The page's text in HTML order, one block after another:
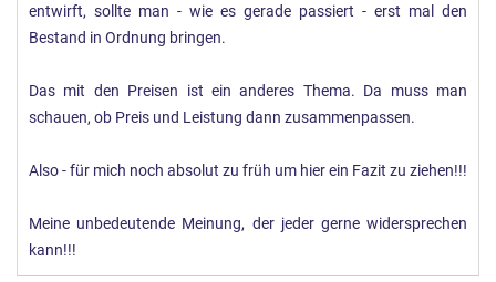
entwirft, sollte man - wie es gerade passiert - erst mal den
Bestand in Ordnung bringen.
Das mit den Preisen ist ein anderes Thema. Da muss man
schauen, ob Preis und Leistung dann zusammenpassen.
Also - für mich noch absolut zu früh um hier ein Fazit zu ziehen!!!
Meine unbedeutende Meinung, der jeder gerne widersprechen
kann!!!